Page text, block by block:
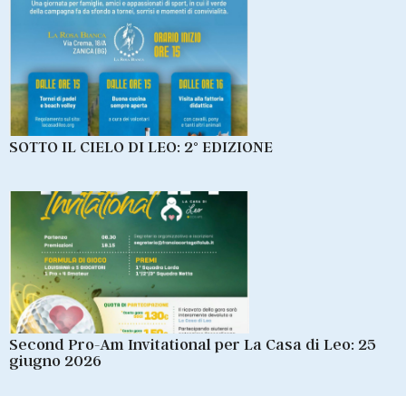
SOTTO IL CIELO DI LEO: 2° EDIZIONE
Second Pro-Am Invitational per La Casa di Leo: 25
giugno 2026